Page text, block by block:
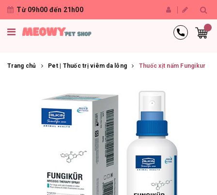
Từ 09h00 đến 21h00
Trang chủ Pet | Thuốc trị viêm da lông Thuốc xịt nấm Fungikur